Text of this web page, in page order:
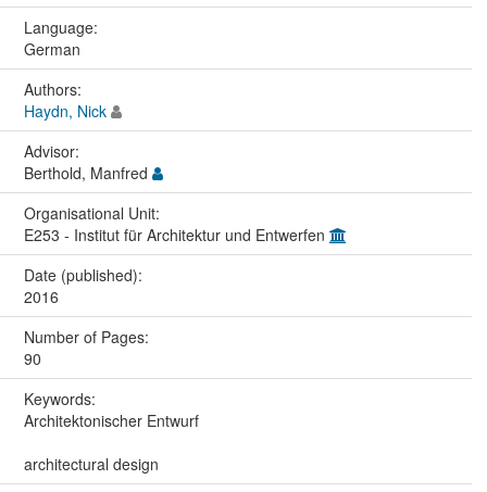
Language:
German
Authors:
Haydn, Nick
Advisor:
Berthold, Manfred
Organisational Unit:
E253 - Institut für Architektur und Entwerfen
Date (published):
2016
Number of Pages:
90
Keywords:
Architektonischer Entwurf
architectural design